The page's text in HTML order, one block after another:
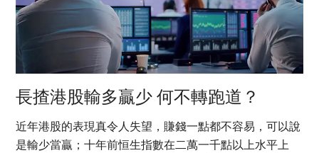
長揸港股輸多贏少 何不轉跑道？
近年港股的表現真令人失望，賺錢一點都不容易，可以說
是輸少當贏；十年前恒生指數在二萬一千點以上水平上